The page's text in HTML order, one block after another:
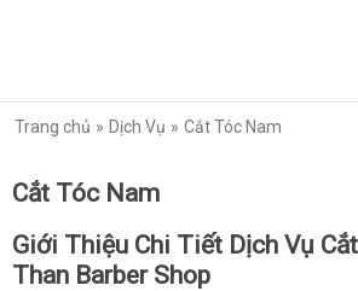
Trang chủ Dịch Vụ Cắt Tóc Nam
Cắt Tóc Nam
Giới Thiệu Chi Tiết Dịch Vụ
Than Barber Shop